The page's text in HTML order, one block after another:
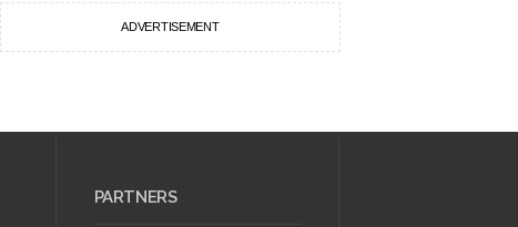
ADVERTISEMENT
PARTNERS